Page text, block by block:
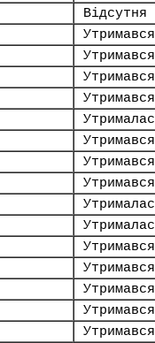
Відсутня
Утримався
Утримався
Утримався
Утримався
Утримався
Утримався
Утримався
Утримався
Утримався
Утримався
Утримався
Утримався